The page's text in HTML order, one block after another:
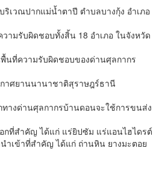
เวณปากแม่น้ำตาปี ตำบลบางกุ้ง อำเภอ
ามรับผิดชอบทั้งสิ้น 18 อำเภอ ในจังหวัด
พื้นที่ความรับผิดชอบของด่านศุลกากร
าศยานนานาชาติสุราษฎร์ธานี
างด่านศุลกากรบ้านดอนจะใช้การขนส่ง
กที่สำคัญ ได้แก่ แร่ยิปซัม แร่แอนไฮไดรต์
เข้าที่สำคัญ ได้แก่ ถ่านหิน ยางมะตอย